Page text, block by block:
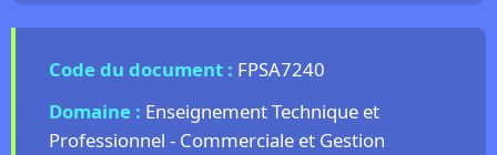
Code du document : FPSA7240
Domaine : Enseignement Technique et
Professionnel - Commerciale et Gestion